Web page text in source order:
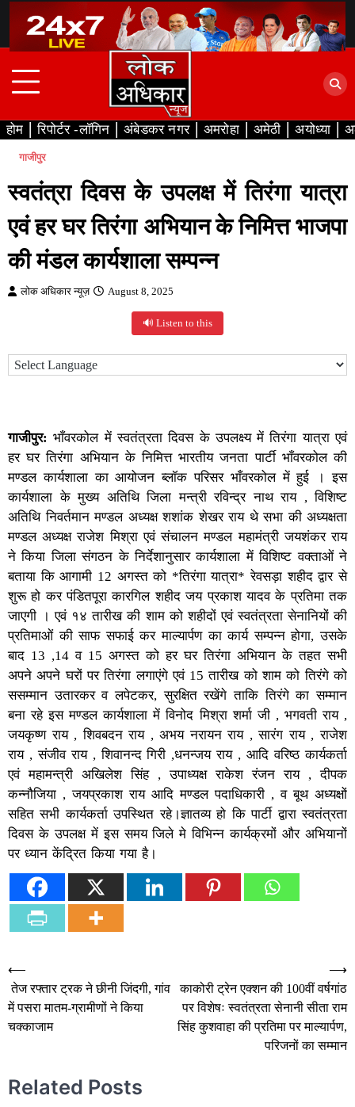
content
होम रिपोर्टर -लॉगिन अंबेडकर नगर अमरोहा अमेठी अयोध्या
गाजीपुर
स्वतंत्रा दिवस के उपलक्ष में तिरंगा यात्रा
एवं हर घर तिरंगा अभियान के निमित्त भाजपा
की मंडल कार्यशाला सम्पन्न
लोक अधिकार न्यूज़ August 8, 2025
🔊 Listen to this
गाजीपुर:भाँवरकोल में स्वतंत्रता दिवस के उपलक्ष्य में तिरंगा यात्रा एवं
हर घर तिरंगा अभियान के निमित्त भारतीय जनता पार्टी भाँवरकोल की
मण्डल कार्यशाला का आयोजन ब्लॉक परिसर भाँवरकोल में हुई । इस
कार्यशाला के मुख्य अतिथि जिला मन्त्री रविन्द्र नाथ राय , विशिष्ट
अतिथि निवर्तमान मण्डल अध्यक्ष शशांक शेखर राय थे सभा की अध्यक्षता
मण्डल अध्यक्ष राजेश मिश्रा एवं संचालन मण्डल महामंत्री जयशंकर राय
ने किया जिला संगठन के निर्देशानुसार कार्यशाला में विशिष्ट वक्ताओं ने
बताया कि आगामी 12 अगस्त को *तिरंगा यात्रा* रेवसड़ा शहीद द्वार से
शुरू हो कर पंडितपूरा कारगिल शहीद जय प्रकाश यादव के प्रतिमा तक
जाएगी । एवं १४ तारीख की शाम को शहीदों एवं स्वतंत्रता सेनानियों की
प्रतिमाओं की साफ सफाई कर माल्यार्पण का कार्य सम्पन्न होगा, उसके
बाद 13 ,14 व 15 अगस्त को हर घर तिरंगा अभियान के तहत सभी
अपने अपने घरों पर तिरंगा लगाएंगे एवं 15 तारीख को शाम को तिरंगे को
ससम्मान उतारकर व लपेटकर, सुरक्षित रखेंगे ताकि तिरंगे का सम्मान
बना रहे इस मण्डल कार्यशाला में विनोद मिश्रा शर्मा जी , भगवती राय ,
जयकृष्ण राय , शिवबदन राय , अभय नरायन राय , सारंग राय , राजेश
राय , संजीव राय , शिवानन्द गिरी ,धनन्जय राय , आदि वरिष्ठ कार्यकर्ता
एवं महामन्त्री अखिलेश सिंह , उपाध्यक्ष राकेश रंजन राय , दीपक
कन्नौजिया , जयप्रकाश राय आदि मण्डल पदाधिकारी , व बूथ अध्यक्षों
सहित सभी कार्यकर्ता उपस्थित रहे।ज्ञातव्य हो कि पार्टी द्वारा स्वतंत्रता
दिवस के उपलक्ष में इस समय जिले मे विभिन्न कार्यक्रमों और अभियानों
पर ध्यान केंद्रित किया गया है।
Post
navigation
⟵
तेज रफ्तार ट्रक ने छीनी जिंदगी, गांव
में पसरा मातम-ग्रामीणों ने किया
चक्काजाम
काकोरी ट्रेन एक्शन की 100वीं वर्षगांठ
पर विशेषः स्वतंत्रता सेनानी सीता राम
सिंह कुशवाहा की प्रतिमा पर माल्यार्पण,
परिजनों का सम्मान
⟶
Related Posts